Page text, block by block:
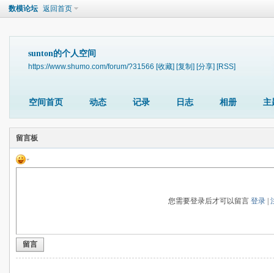
数模论坛 返回首页
sunton的个人空间
https://www.shumo.com/forum/?31566 [收藏] [复制] [分享] [RSS]
空间首页 动态 记录 日志 相册 主
留言板
您需要登录后才可以留言登录 |
留言